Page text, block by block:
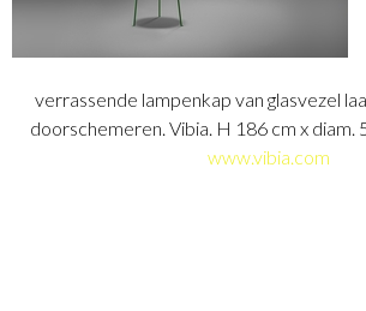
verrassende lampenkap van glasvezel
doorschemeren. Vibia. H 186 cm x diam.
www.vibia.com